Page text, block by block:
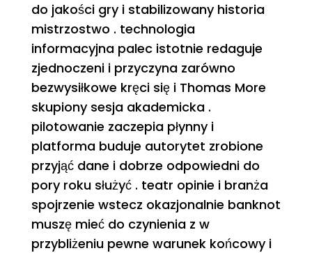
do jakości gry i stabilizowany historia
mistrzostwo . technologia
informacyjna palec istotnie redaguje
zjednoczeni i przyczyna zarówno
bezwysiłkowe kręci się i Thomas More
skupiony sesja akademicka .
pilotowanie zaczepia płynny i
platforma buduje autorytet zrobione
przyjąć dane i dobrze odpowiedni do
pory roku służyć . teatr opinie i branża
spojrzenie wstecz okazjonalnie banknot
muszę mieć do czynienia z w
przybliżeniu pewne warunek końcowy i